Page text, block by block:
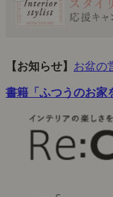
【お知らせ】 お盆の
書籍「ふつうのお家